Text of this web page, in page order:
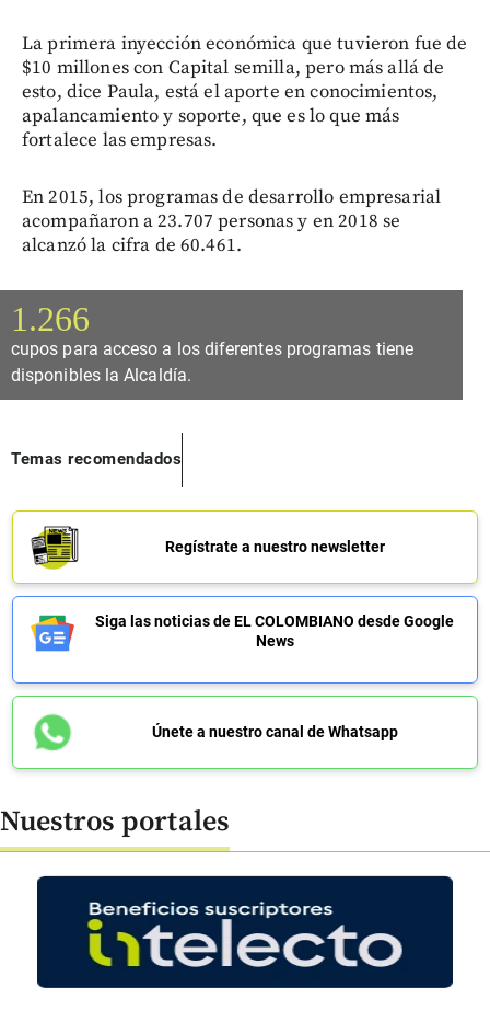
La primera inyección económica que tuvieron fue de
$10 millones con Capital semilla, pero más allá de
esto, dice Paula, está el aporte en conocimientos,
apalancamiento y soporte, que es lo que más
fortalece las empresas.
En 2015, los programas de desarrollo empresarial
acompañaron a 23.707 personas y en 2018 se
alcanzó la cifra de 60.461.
1.266
cupos para acceso a los diferentes programas tiene
disponibles la Alcaldía.
Temas recomendados
Regístrate a nuestro newsletter
Siga las noticias de EL COLOMBIANO desde Google
News
Únete a nuestro canal de Whatsapp
Nuestros portales